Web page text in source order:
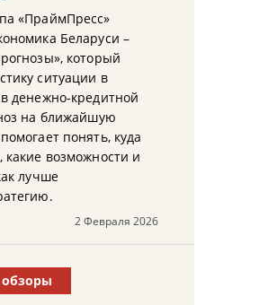
«ПраймПресс»
Беларуси –
который
ситуации в
денежно-кредитной
на ближайшую
понять, куда
какие возможности и
лучше
2 Февраля 2026
обзоры